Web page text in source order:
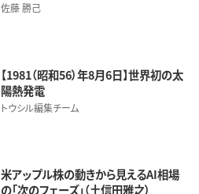
佐藤 勝己
【1981（昭和56）年8月6日】世界初の太
陽熱発電
トウシル編集チーム
米アップル株の動きから見えるAI相場
の「次のフェーズ」（土信田雅之）